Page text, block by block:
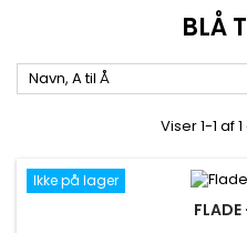
BLÅ
Navn, A til Å
Viser 1-1 af
Ikke på lager